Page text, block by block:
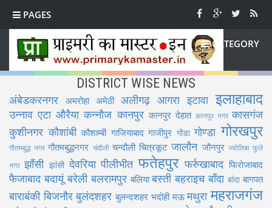
PAGES
CATEGORY
DISTRICT WISE NEWS
अंबेडकरनगर अमरोहा अमेठी अलीगढ़ आगरा इटावा इलाहाबाद
उन्नाव एटा औरैया कन्नौज कानपुर कानपुर देहात कानपुर नगर कासगंज
कुशीनगर कौशांबी कौशाम्बी गाजियाबाद गाजीपुर गोंडा गोण्डा गोरखपुर
गौतमबुद्ध नगर गौतमबुद्धनगर चंदौली चन्दौली चित्रकूट जालौन जौनपुर ज्योतिबा फुले
नगर झाँसी झांसी देवरिया पीलीभीत फतेहपुर फर्रुखाबाद फिरोजाबाद
फैजाबाद बदायूं बरेली बलरामपुर बलिया बस्ती बहराइच बाँदा बांदा बागपत
बाराबंकी बिजनौर बुलंदशहर बुलन्दशहर भदोही मऊ मथुरा महराजगंज